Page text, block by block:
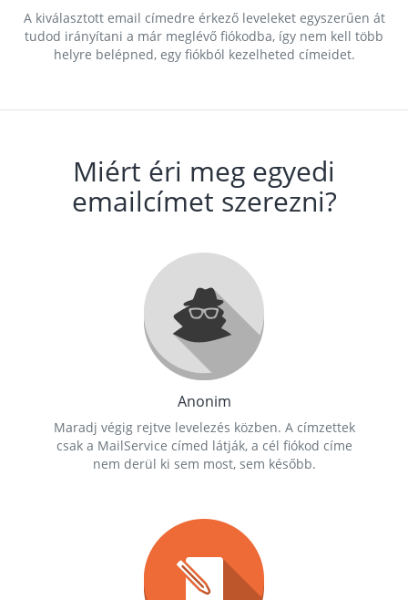
A kiválasztott email címedre érkező leveleket egyszerűen át
tudod irányítani a már meglévő fiókodba, így nem kell több
helyre belépned, egy fiókból kezelheted címeidet.
Miért éri meg egyedi
emailcímet szerezni?
Anonim
Maradj végig rejtve levelezés közben. A címzettek
csak a MailService címed látják, a cél fiókod címe
nem derül ki sem most, sem később.